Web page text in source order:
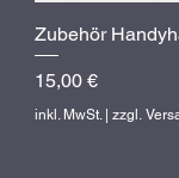
Zubehör
Preis
15,00 €
inkl. MwSt. |zzgl.